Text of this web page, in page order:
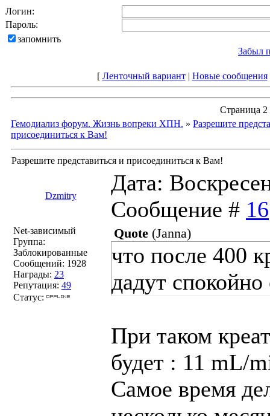
Логин:
Пароль:
запомнить
Забыл
[ Ленточный вариант| Новые сообщения
Страница 2
Гемодиализ форум. Жизнь вопреки ХПН. » Разрешите
присоединиться к Вам!
Разрешите представиться и присоединиться к Вам!
Dzmitry
Дата:
Сообщение # 16
Net-зависимый
Группа:
Заблокированные
Сообщений: 1928
Награды: 23
Репутация: 49
Статус:
Quote (Janna)
что после 400
дадут спокойно
При таком
будет : 11 mL/
Самое время